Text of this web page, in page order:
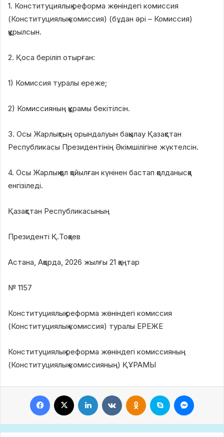
1. Конституциялық реформа жөніндегі комиссия
(Конституциялық комиссия) (бұдан әрі – Комиссия)
құрылсын.
2. Қоса беріліп отырған:
1) Комиссия туралы ереже;
2) Комиссияның құрамы бекітілсін.
3. Осы Жарлықтың орындалуын бақылау Қазақстан
Республикасы Президентінің Әкімшілігіне жүктелсін.
4. Осы Жарлық қол қойылған күнінен бастап қолданысқа
енгізіледі.
Қазақстан Республикасының
Президенті Қ.Тоқаев
Астана, Ақорда, 2026 жылғы 21 қаңтар
№ 1157
Конституциялық реформа жөніндегі комиссия
(Конституциялық комиссия) туралы ЕРЕЖЕ
Конституциялық реформа жөніндегі комиссияның
(Конституциялық комиссияның) ҚҰРАМЫ
Facebook LinkedIn VKontakteOdnoklassniki
Skype